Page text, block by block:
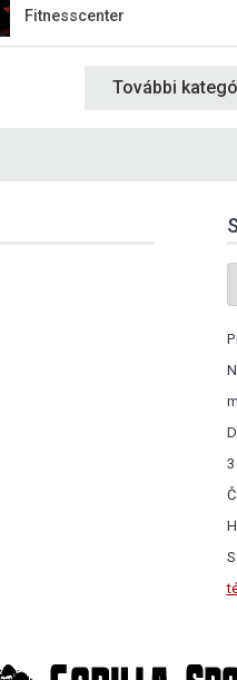
Fitnesscenter
További